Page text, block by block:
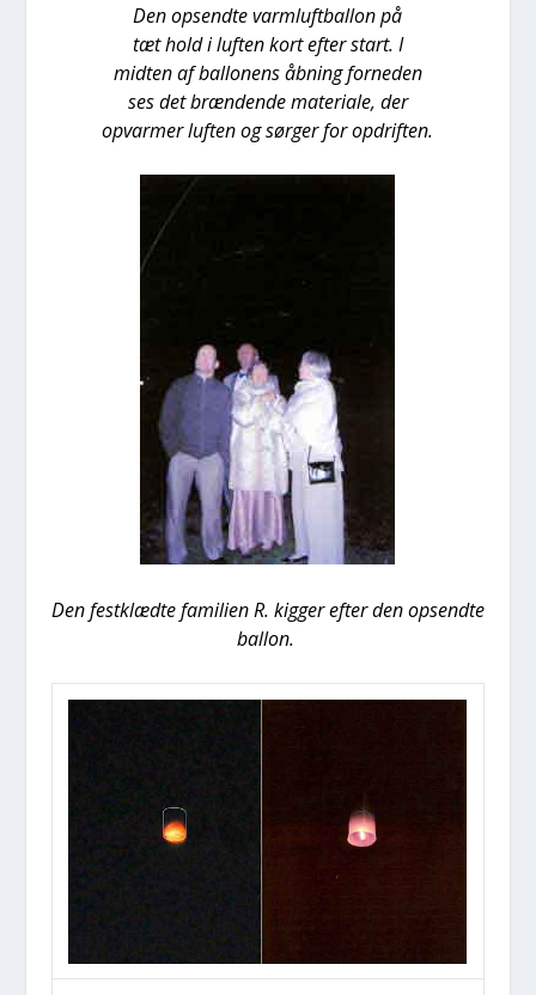
Den opsend­te varm­luft­bal­lon på
tæt hold i luf­ten kort efter start. I
mid­ten af bal­lo­nens åbning for­ne­den
ses det bræn­den­de mate­ri­a­le, der
opvar­mer luf­ten og sør­ger for opdrif­ten.
Den fest­klæd­te fami­li­en R. kig­ger efter den opsend­te
bal­lon.